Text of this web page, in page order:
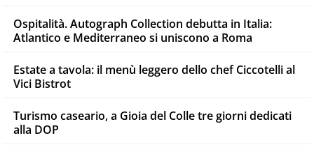
Ospitalità. Autograph Collection debutta in Italia:
Atlantico e Mediterraneo si uniscono a Roma
Estate a tavola: il menù leggero dello chef Ciccotelli al
Vici Bistrot
Turismo caseario, a Gioia del Colle tre giorni dedicati
alla DOP